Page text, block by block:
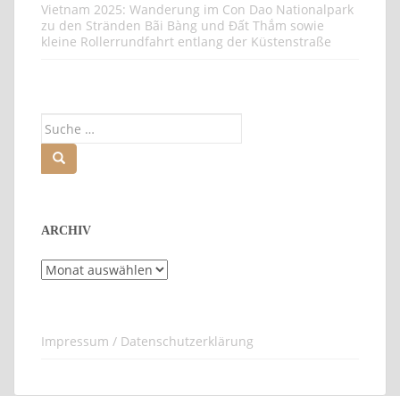
Vietnam 2025: Wanderung im Con Dao Nationalpark
zu den Stränden Bãi Bàng und Đất Thắm sowie
kleine Rollerrundfahrt entlang der Küstenstraße
ARCHIV
Archiv
Impressum / Datenschutzerklärung